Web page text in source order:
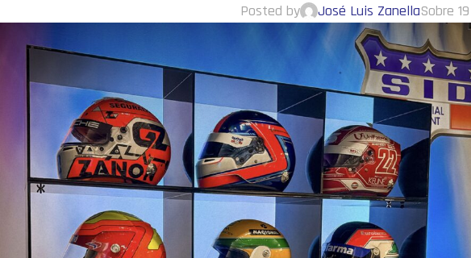
Posted by José Luis ZanellaSobre